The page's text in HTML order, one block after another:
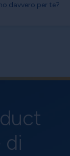
davvero per te?
di